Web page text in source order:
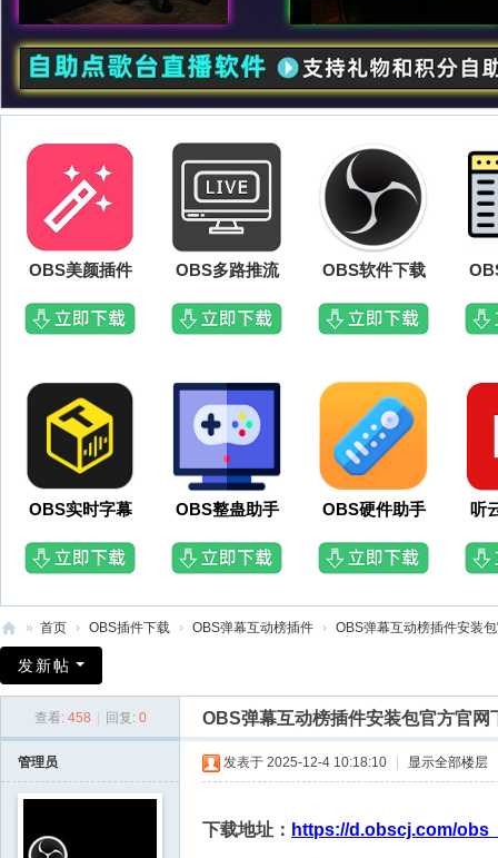
OBS美颜插件 OBS多路推流 OBS软件下载
OBS实时字幕 OBS整蛊助手 OBS硬件助手 听
B
» 首页 › OBS插件下载 › OBS弹幕互动榜插件 › OBS弹幕互动榜插件安装
发新帖
查看: 458 回复: 0 OBS弹幕互动榜插件安装包官方官
管理员 发表于 2025-12-4 10:18:10 显示全部楼层
下载地址： https://d.obscj.com/